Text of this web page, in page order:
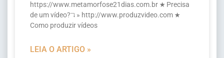
https://www.metamorfose21dias.com.br ★ Precisa
de um vídeo?↴ » http://www.produzvideo.com ★
Como produzir vídeos
LEIA O ARTIGO »